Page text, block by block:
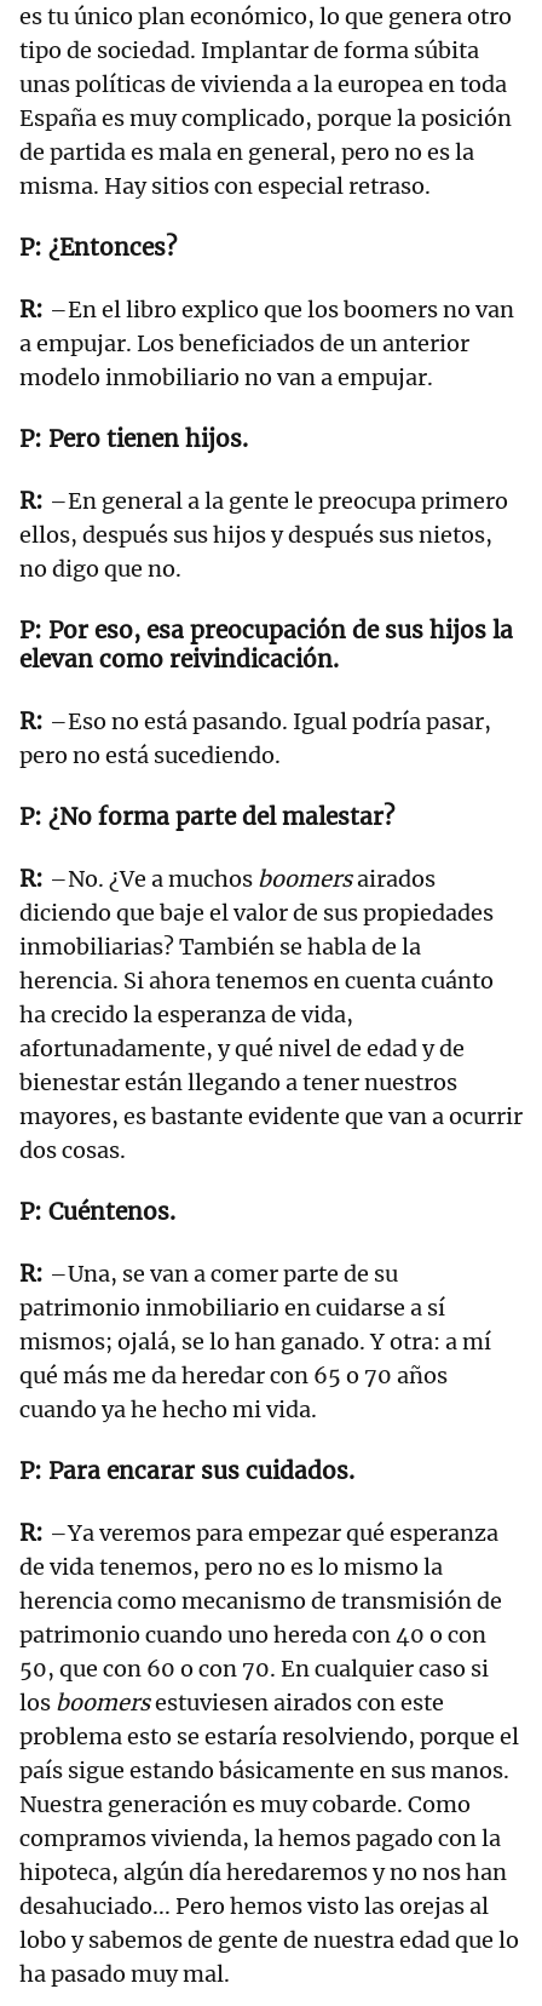
es tu único plan económico, lo que genera otro
tipo de sociedad. Implantar de forma súbita
unas políticas de vivienda a la europea en toda
España es muy complicado, porque la posición
de partida es mala en general, pero no es la
misma. Hay sitios con especial retraso.
¿Entonces?
–En el libro explico que los boomers no van
a empujar. Los beneficiados de un anterior
modelo inmobiliario no van a empujar.
Pero tienen hijos.
–En general a la gente le preocupa primero
ellos, después sus hijos y después sus nietos,
no digo que no.
Por eso, esa preocupación de sus hijos la
elevan como reivindicación.
–Eso no está pasando. Igual podría pasar,
pero no está sucediendo.
¿No forma parte del malestar?
–No. ¿Ve a muchos boomersairados
diciendo que baje el valor de sus propiedades
inmobiliarias? También se habla de la
herencia. Si ahora tenemos en cuenta cuánto
ha crecido la esperanza de vida,
afortunadamente, y qué nivel de edad y de
bienestar están llegando a tener nuestros
mayores, es bastante evidente que van a ocurrir
dos cosas.
Cuéntenos.
–Una, se van a comer parte de su
patrimonio inmobiliario en cuidarse a sí
mismos; ojalá, se lo han ganado. Y otra: a mí
qué más me da heredar con 65 o 70 años
cuando ya he hecho mi vida.
Para encarar sus cuidados.
–Ya veremos para empezar qué esperanza
de vida tenemos, pero no es lo mismo la
herencia como mecanismo de transmisión de
patrimonio cuando uno hereda con 40 o con
50, que con 60 o con 70. En cualquier caso si
los boomersestuviesen airados con este
problema esto se estaría resolviendo, porque el
país sigue estando básicamente en sus manos.
Nuestra generación es muy cobarde. Como
compramos vivienda, la hemos pagado con la
hipoteca, algún día heredaremos y no nos han
desahuciado... Pero hemos visto las orejas al
lobo y sabemos de gente de nuestra edad que lo
ha pasado muy mal.